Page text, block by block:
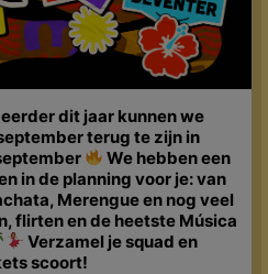
dit jaar kunnen we
terug te zijn in
We hebben een
in de planning voor je: van
Merengue en nog veel
flirten en de heetste Música
Verzamel je squad en
scoort!